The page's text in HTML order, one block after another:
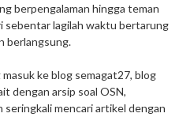
berpengalaman hingga teman
sebentar lagilah waktu bertarung
berlangsung.
ke blog semagat27, blog
dengan arsip soal OSN,
seringkali mencari artikel dengan